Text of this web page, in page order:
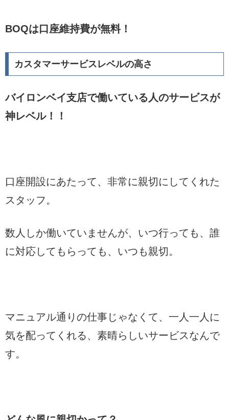
BOQは口座維持費が無料！
カスタマーサービスレベルの高さ
バイロンベイ支店で働いている人のサービスが
神レベル！！
口座開設にあたって、非常に親切にしてくれた
スタッフ。
数人しか働いていませんが、いつ行っても、誰
に対応してもらっても、いつも親切。
マニュアル通りの仕事じゃなくて、一人一人に
気を配ってくれる、素晴らしいサービスなんで
す。